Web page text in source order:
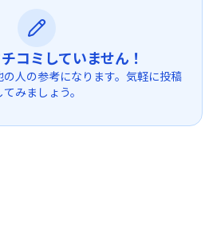
コミしていません！
人の参考になります。気軽に投稿
てみましょう。